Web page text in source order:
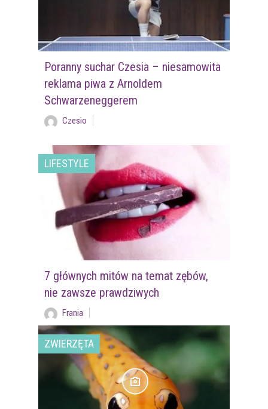
Poranny suchar Czesia – niesamowita
reklama piwa z Arnoldem
Schwarzeneggerem
Czesio
LIFESTYLE
7 głównych mitów na temat zębów,
nie zawsze prawdziwych
Frania
ZWIERZĘTA